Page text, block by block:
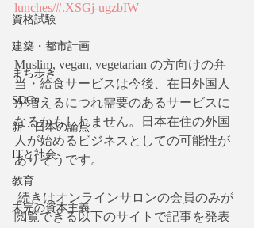
資格試験
建築・都市計画
まち歩き
SDGs
新・日本の論点
ITと社会
教育
未完の資本主義
lunches/#.XSGj-ugzbIW
Muslim, vegan, vegetarian の方向けの弁
当・給食サービスは今後、在日外国人
が増えるにつれ需要のあるサービスに
なるかもしれません。日本在住の外国
人が始めるビジネスとしての可能性が
ありそうです。
続きはオンラインサロンの会員のみが
閲覧できる以下のサイトで記事を発表